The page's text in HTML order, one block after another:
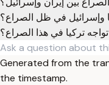
وإسرائيل في ظل الصراع؟
تركيا في هذا الصراع؟
Generated from the
the timestamp.